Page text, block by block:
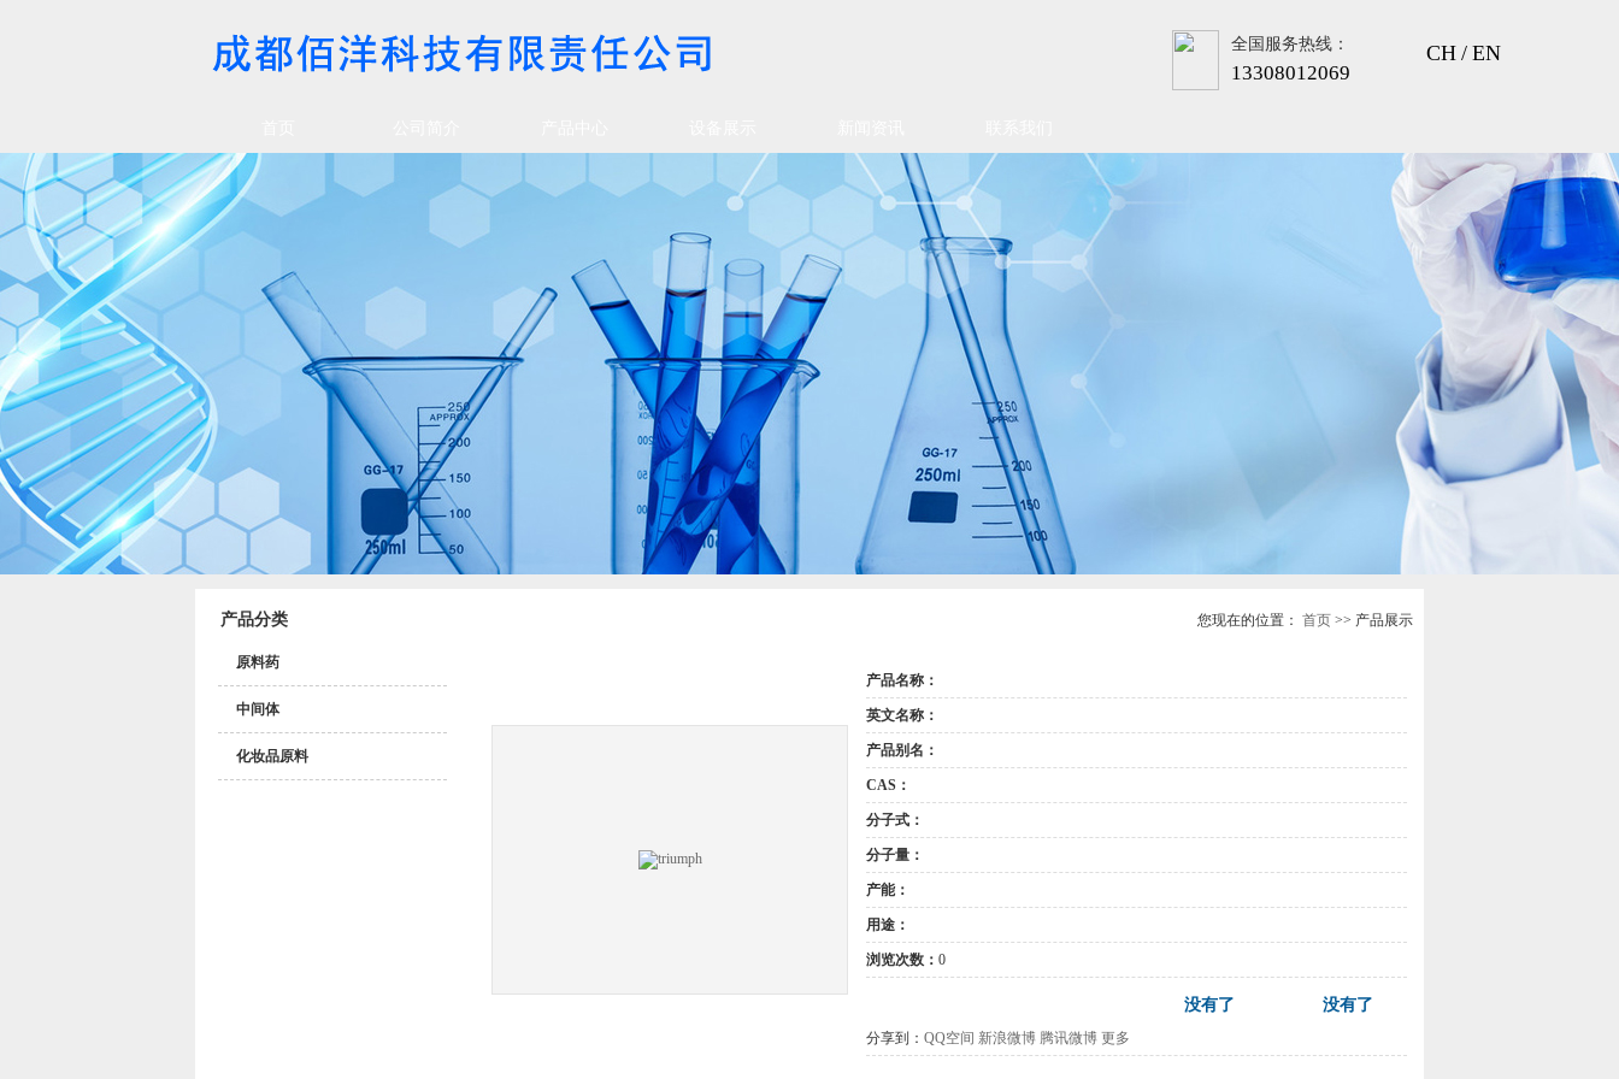
全国服务热线：
13308012069
CH / EN
产品分类
原料药
中间体
化妆品原料
您现在的位置： 首页 >> 产品展示
产品名称：
英文名称：
产品别名：
CAS：
分子式：
分子量：
产能：
用途：
浏览次数： 0
没有了
没有了
分享到： QQ空间 新浪微博 腾讯微博 更多